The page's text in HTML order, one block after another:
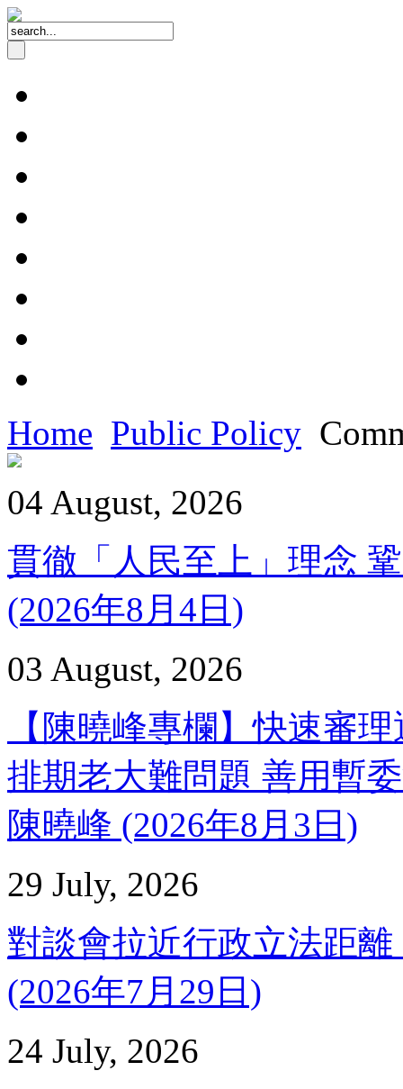
Home Public Policy
04 August, 2026
貫徹「人民至上」理念
(2026年8月4日)
03 August, 2026
【陳曉峰專欄】快速審
排期老大難問題 善用暫
陳曉峰 (2026年8月3日)
29 July, 2026
對談會拉近行政立法距
(2026年7月29日)
24 July, 2026